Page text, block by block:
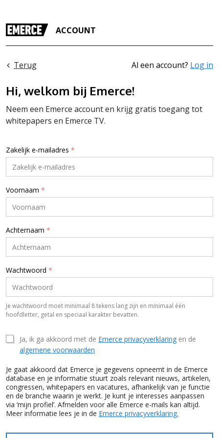
ACCOUNT
Terug Al een account? Log in
Hi, welkom bij Emerce!
Neem een Emerce account en krijg gratis toegang tot
whitepapers en Emerce TV.
Zakelijk e-mailadres *
Voornaam *
Achternaam *
Wachtwoord *
Je wachtwoord moet minimaal 8 tekens lang zijn en minimaal één
hoofdletter, getal en speciaal karakter bevatten.
Ja, ik ga akkoord met de Emerce privacyverklaring en de
algemene voorwaarden
Je gaat akkoord dat Emerce je gegevens opneemt in de Emerce
database en je informatie stuurt zoals relevant nieuws, artikelen,
congressen, whitepapers en vacatures, afhankelijk van je functie
en de branche waarin je werkt. Je kunt je interesses aanpassen
via ‘mijn profiel’. Afmelden voor alle Emerce e-mails kan altijd.
Meer informatie lees je in de Emerce privacyverklaring.